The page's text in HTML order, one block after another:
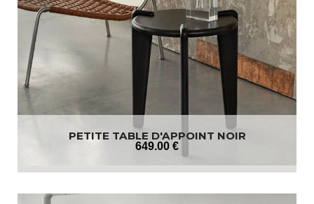
PETITE TABLE D'APPOINT NOIR
649.00 €